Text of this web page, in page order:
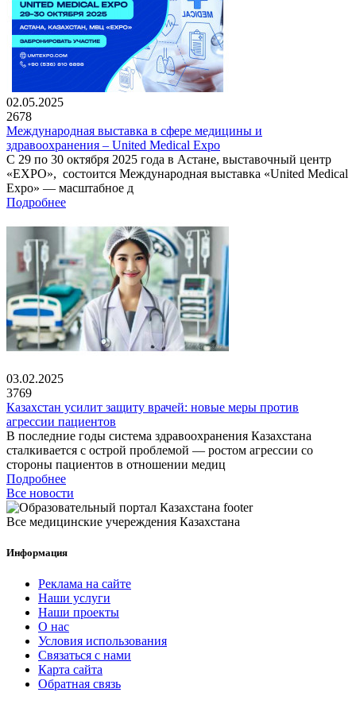
02.05.2025
2678
Международная выставка в сфере медицины и
здравоохранения – United Medical Expo
С 29 по 30 октября 2025 года в Астане, выставочный центр
«EXPO», состоится Международная выставка «United Medical
Expo» — масштабное д
Подробнее
03.02.2025
3769
Казахстан усилит защиту врачей: новые меры против
агрессии пациентов
В последние годы система здравоохранения Казахстана
сталкивается с острой проблемой — ростом агрессии со
стороны пациентов в отношении медиц
Подробнее
Все новости
Все медицинские учереждения Казахстана
Информация
Реклама на сайте
Наши услуги
Наши проекты
О нас
Условия использования
Связаться с нами
Карта сайта
Обратная связь